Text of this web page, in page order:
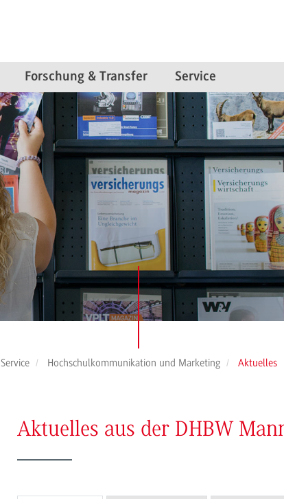
Forschung & Transfer Service
Service Hochschulkommunikation und Marketing Aktuelles
Aktuelles aus der DHBW